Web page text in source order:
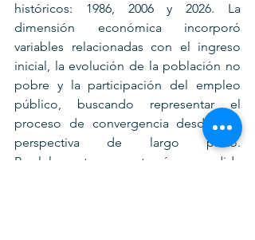
históricos: 1986, 2006 y 2026. La
dimensión económica incorporó
variables relacionadas con el ingreso
inicial, la evolución de la población no
pobre y la participación del empleo
público, buscando representar el
proceso de convergencia desde una
perspectiva de largo plazo.
Paralelamente se construyó una medida